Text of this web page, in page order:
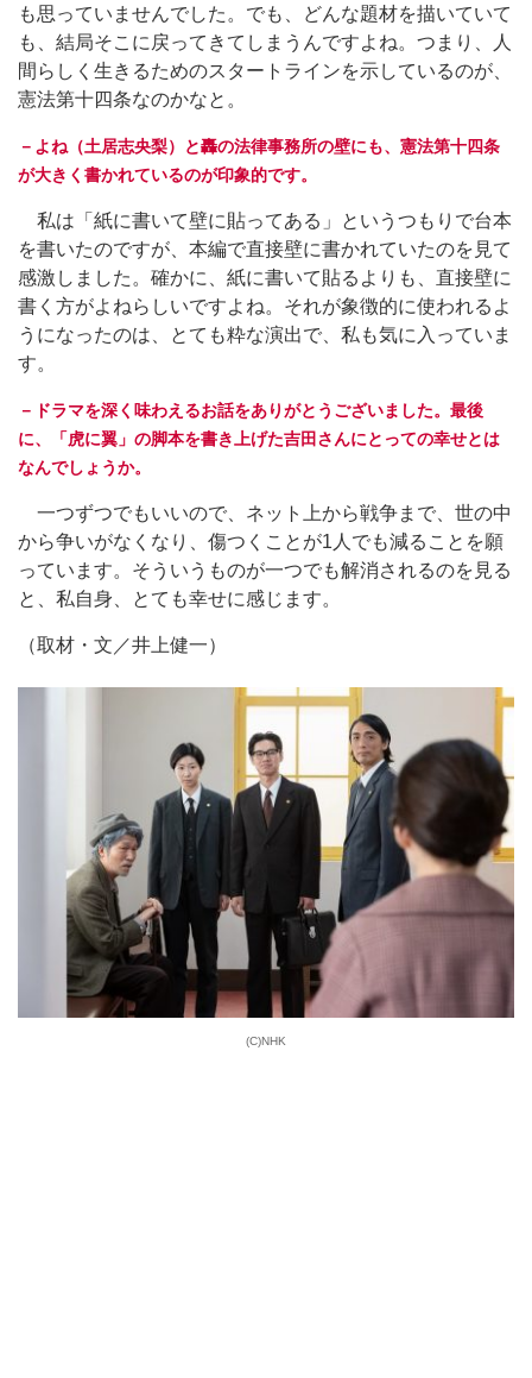
も思っていませんでした。でも、どんな題材を描いていて
も、結局そこに戻ってきてしまうんですよね。つまり、人
間らしく生きるためのスタートラインを示しているのが、
憲法第十四条なのかなと。
－よね（土居志央梨）と轟の法律事務所の壁にも、憲法第十四条
が大きく書かれているのが印象的です。
私は「紙に書いて壁に貼ってある」というつもりで台本
を書いたのですが、本編で直接壁に書かれていたのを見て
感激しました。確かに、紙に書いて貼るよりも、直接壁に
書く方がよねらしいですよね。それが象徴的に使われるよ
うになったのは、とても粋な演出で、私も気に入っていま
す。
－ドラマを深く味わえるお話をありがとうございました。最後
に、「虎に翼」の脚本を書き上げた吉田さんにとっての幸せとは
なんでしょうか。
一つずつでもいいので、ネット上から戦争まで、世の中
から争いがなくなり、傷つくことが1人でも減ることを願
っています。そういうものが一つでも解消されるのを見る
と、私自身、とても幸せに感じます。
（取材・文／井上健一）
(C)NHK